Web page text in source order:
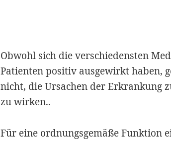
Obwohl sich die verschiedensten
Patienten positiv ausgewirkt haben,
nicht, die Ursachen der Erkrankung
zu wirken..
Für eine ordnungsgemäße Funktion